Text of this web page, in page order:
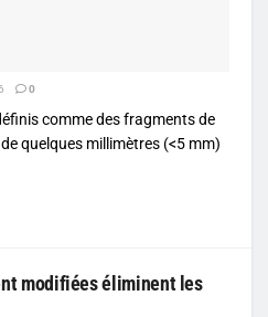
0
comme des fragments de
quelques millimètres (<5 mm)
modifiées éliminent les